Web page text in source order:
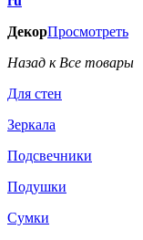
ДекорПросмотреть
Назад к Все товары
Для стен
Зеркала
Подсвечники
Подушки
Сумки